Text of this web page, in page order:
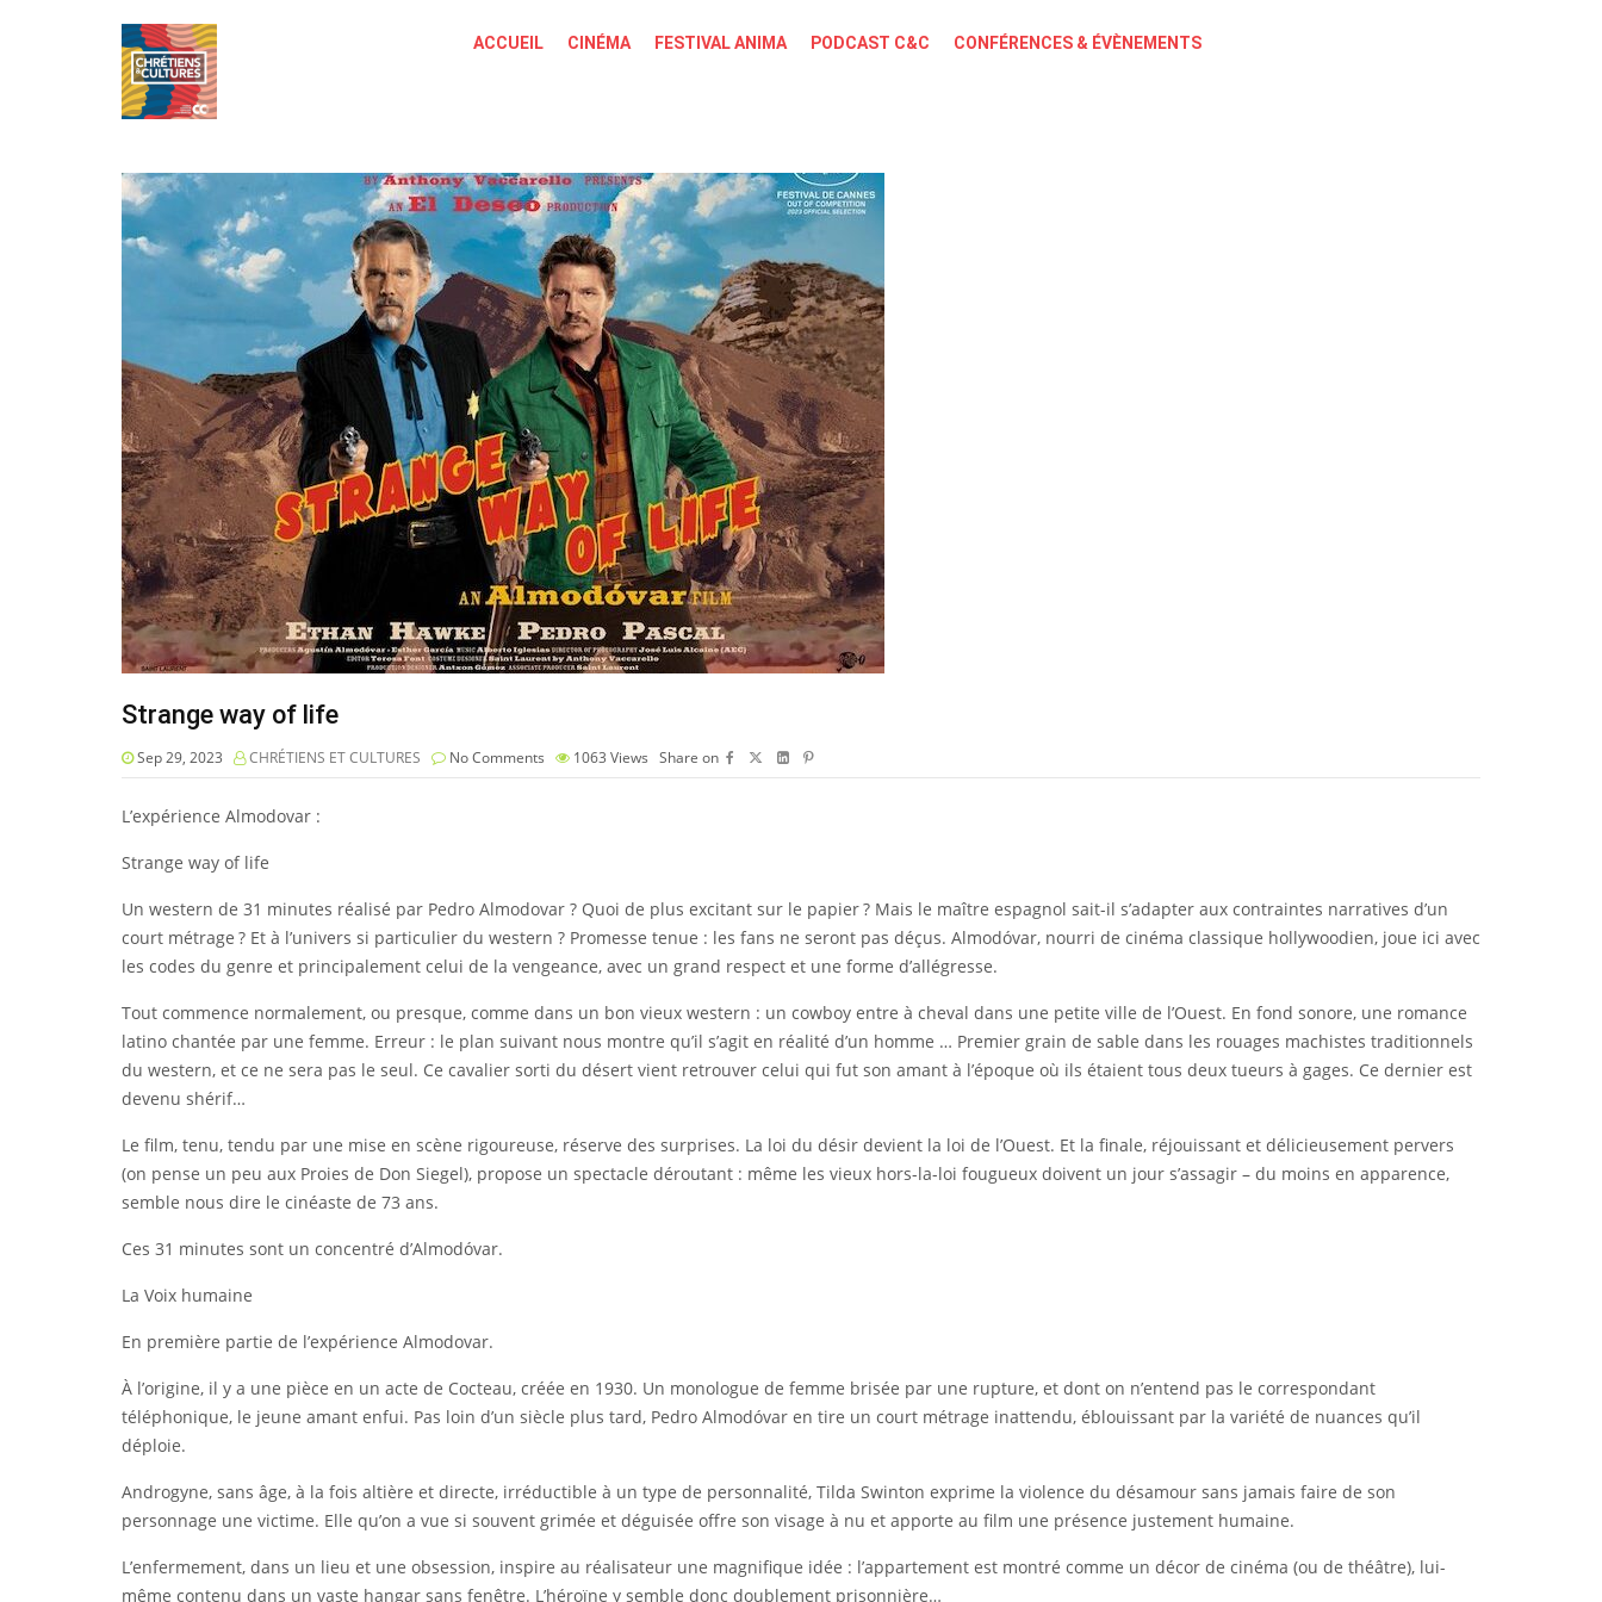
ACCUEIL CINÉMA FESTIVAL ANIMA PODCAST C&C CONFÉRENCES & ÉVÈNEMENTS
Strange way of life
Sep 29, 2023 CHRÉTIENS ET CULTURES No Comments 1063 Views Share on
L’expérience Almodovar :
Strange way of life
Un western de 31 minutes réalisé par Pedro Almodovar ? Quoi de plus excitant sur le papier ? Mais le maître espagnol sait-il s’adapter aux contraintes narratives d’un
court métrage ? Et à l’univers si particulier du western ? Promesse tenue : les fans ne seront pas déçus. Almodóvar, nourri de cinéma classique hollywoodien, joue ici avec
les codes du genre et principalement celui de la vengeance, avec un grand respect et une forme d’allégresse.
Tout commence normalement, ou presque, comme dans un bon vieux western : un cowboy entre à cheval dans une petite ville de l’Ouest. En fond sonore, une romance
latino chantée par une femme. Erreur : le plan suivant nous montre qu’il s’agit en réalité d’un homme … Premier grain de sable dans les rouages machistes traditionnels
du western, et ce ne sera pas le seul. Ce cavalier sorti du désert vient retrouver celui qui fut son amant à l’époque où ils étaient tous deux tueurs à gages. Ce dernier est
devenu shérif…
Le film, tenu, tendu par une mise en scène rigoureuse, réserve des surprises. La loi du désir devient la loi de l’Ouest. Et la finale, réjouissant et délicieusement pervers
(on pense un peu aux Proies de Don Siegel), propose un spectacle déroutant : même les vieux hors-la-loi fougueux doivent un jour s’assagir – du moins en apparence,
semble nous dire le cinéaste de 73 ans.
Ces 31 minutes sont un concentré d’Almodóvar.
La Voix humaine
En première partie de l’expérience Almodovar.
À l’origine, il y a une pièce en un acte de Cocteau, créée en 1930. Un monologue de femme brisée par une rupture, et dont on n’entend pas le correspondant
téléphonique, le jeune amant enfui. Pas loin d’un siècle plus tard, Pedro Almodóvar en tire un court métrage inattendu, éblouissant par la variété de nuances qu’il
déploie.
Androgyne, sans âge, à la fois altière et directe, irréductible à un type de personnalité, Tilda Swinton exprime la violence du désamour sans jamais faire de son
personnage une victime. Elle qu’on a vue si souvent grimée et déguisée offre son visage à nu et apporte au film une présence justement humaine.
L’enfermement, dans un lieu et une obsession, inspire au réalisateur une magnifique idée : l’appartement est montré comme un décor de cinéma (ou de théâtre), lui-
même contenu dans un vaste hangar sans fenêtre. L’héroïne y semble donc doublement prisonnière…